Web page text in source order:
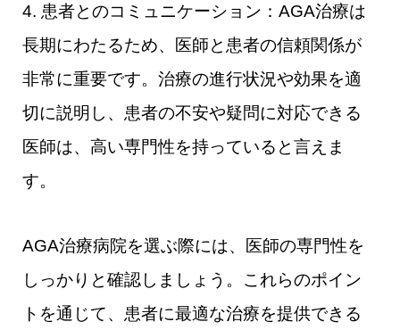
4. 患者とのコミュニケーション：AGA治療は
長期にわたるため、医師と患者の信頼関係が
非常に重要です。治療の進行状況や効果を適
切に説明し、患者の不安や疑問に対応できる
医師は、高い専門性を持っていると言えま
す。
AGA治療病院を選ぶ際には、医師の専門性を
しっかりと確認しましょう。これらのポイン
トを通じて、患者に最適な治療を提供できる